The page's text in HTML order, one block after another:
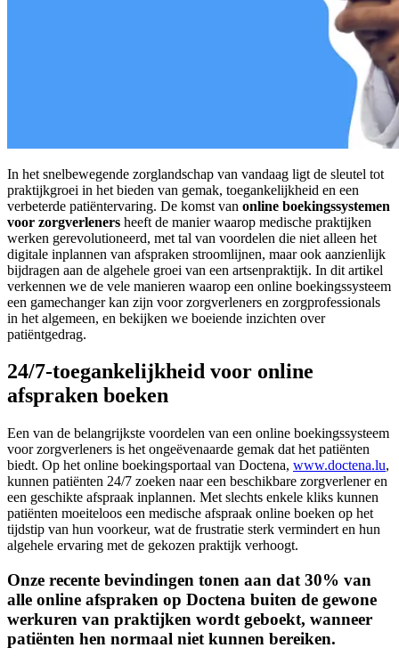
In het snelbewegende zorglandschap van vandaag ligt de sleutel tot
praktijkgroei in het bieden van gemak, toegankelijkheid en een
verbeterde patiëntervaring. De komst van online boekingssystemen
voor zorgverleners heeft de manier waarop medische praktijken
werken gerevolutioneerd, met tal van voordelen die niet alleen het
digitale inplannen van afspraken stroomlijnen, maar ook aanzienlijk
bijdragen aan de algehele groei van een artsenpraktijk. In dit artikel
verkennen we de vele manieren waarop een online boekingssysteem
een gamechanger kan zijn voor zorgverleners en zorgprofessionals
in het algemeen, en bekijken we boeiende inzichten over
patiëntgedrag.
24/7-toegankelijkheid voor online
afspraken boeken
Een van de belangrijkste voordelen van een online boekingssysteem
voor zorgverleners is het ongeëvenaarde gemak dat het patiënten
biedt. Op het online boekingsportaal van Doctena, www.doctena.lu,
kunnen patiënten 24/7 zoeken naar een beschikbare zorgverlener en
een geschikte afspraak inplannen. Met slechts enkele kliks kunnen
patiënten moeiteloos een medische afspraak online boeken op het
tijdstip van hun voorkeur, wat de frustratie sterk vermindert en hun
algehele ervaring met de gekozen praktijk verhoogt.
Onze recente bevindingen tonen aan dat 30% van
alle online afspraken op Doctena buiten de gewone
werkuren van praktijken wordt geboekt, wanneer
patiënten hen normaal niet kunnen bereiken.